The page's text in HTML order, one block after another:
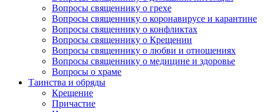
Вопросы священнику о грехе
Вопросы священнику о коронавирусе и карантине
Вопросы священнику о конфликтах
Вопросы священнику о Крещении
Вопросы священнику о любви и отношениях
Вопросы священнику о медицине и здоровье
Вопросы о храме
Таинства и обряды
Крещение
Причастие